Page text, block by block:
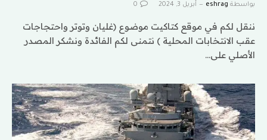
بواسطة eshrag أبريل 3, 2024 0
ننقل لكم في موقع كتاكيت موضوع (غليان وتوتر واحتجاجات
عقب الانتخابات المحلية ) نتمنى لكم الفائدة ونشكر المصدر
الأصلي على…